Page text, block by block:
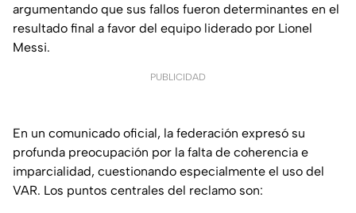
argumentando que sus fallos fueron determinantes en el
resultado final a favor del equipo liderado por Lionel
Messi.
PUBLICIDAD
En un comunicado oficial, la federación expresó su
profunda preocupación por la falta de coherencia e
imparcialidad, cuestionando especialmente el uso del
VAR. Los puntos centrales del reclamo son: